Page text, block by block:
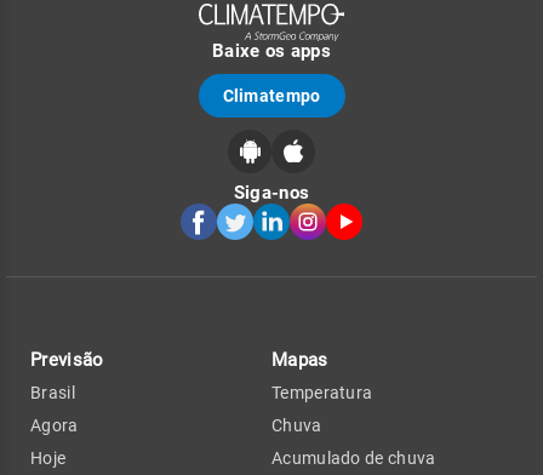
Baixe os apps
Climatempo
Siga-nos
Previsão
Brasil
Agora
Hoje
Mapas
Temperatura
Chuva
Acumulado de chuva